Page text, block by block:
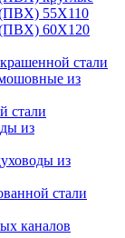
(ПВХ) 55Х110
(ПВХ) 60Х120
стали
из
стали
из
из
стали
каналов